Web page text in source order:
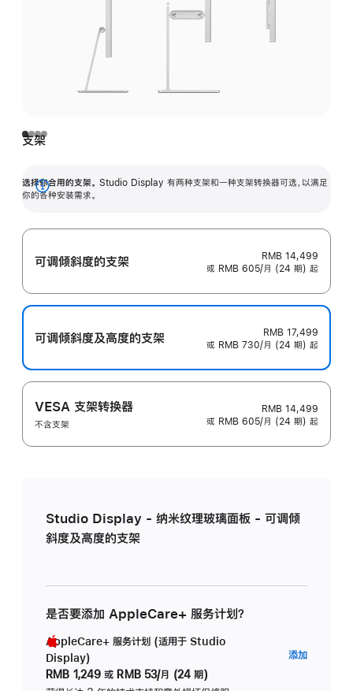
支架
选择你合用的支架。 Studio Display 有两种支架和一种支架转换器可选，以满足
你的各种安装需求。
展
可调倾斜度的支架
RMB 14,499
或 RMB 605/月 (24 期) 起
可调倾斜度及高‍度的支‍架
RMB 17,499
或 RMB 730/月 (24 期) 起
VESA 支架转换器
不含支架
RMB 14,499
或 RMB 605/月 (24 期) 起
Studio Display - 纳米纹理玻璃面板 - 可调倾
斜度及高度的支架
是否要添加 AppleCare+ 服务计划？
AppleCare+ 服务计划 (适用于 Studio
Display)
RMB 1,249 或 RMB 53/月 (24 期)
添加